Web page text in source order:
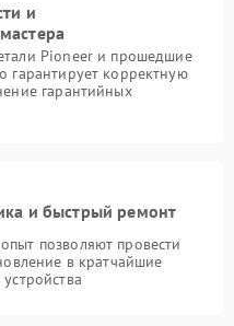
и
Pioneer и прошедшие
гарантирует корректную
гарантийных
и быстрый ремонт
позволяют провести
в кратчайшие